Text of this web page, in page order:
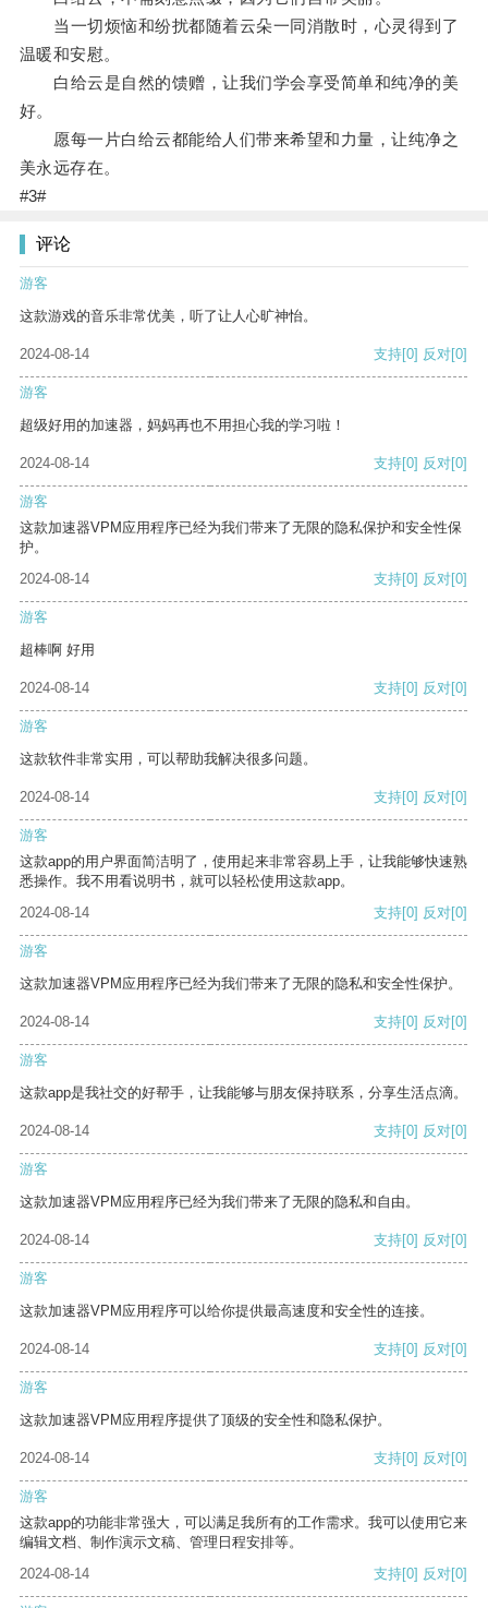
当一切烦恼和纷扰都随着云朵一同消散时，心灵得到了
温暖和安慰。
白给云是自然的馈赠，让我们学会享受简单和纯净的美
好。
愿每一片白给云都能给人们带来希望和力量，让纯净之
美永远存在。
#3#
评论
游客
这款游戏的音乐非常优美，听了让人心旷神怡。
2024-08-14 支持[0] 反对[0]
游客
超级好用的加速器，妈妈再也不用担心我的学习啦！
2024-08-14 支持[0] 反对[0]
游客
这款加速器VPM应用程序已经为我们带来了无限的隐私保护和安全性保
护。
2024-08-14
支持[0] 反对[0]
游客
超棒啊 好用
2024-08-14 支持[0] 反对[0]
游客
这款软件非常实用，可以帮助我解决很多问题。
2024-08-14 支持[0] 反对[0]
游客
这款app的用户界面简洁明了，使用起来非常容易上手，让我能够快速熟
悉操作。我不用看说明书，就可以轻松使用这款app。
2024-08-14
支持[0] 反对[0]
游客
这款加速器VPM应用程序已经为我们带来了无限的隐私和安全性保护。
2024-08-14 支持[0] 反对[0]
游客
这款app是我社交的好帮手，让我能够与朋友保持联系，分享生活点滴。
2024-08-14 支持[0] 反对[0]
游客
这款加速器VPM应用程序已经为我们带来了无限的隐私和自由。
2024-08-14 支持[0] 反对[0]
游客
这款加速器VPM应用程序可以给你提供最高速度和安全性的连接。
2024-08-14 支持[0] 反对[0]
游客
这款加速器VPM应用程序提供了顶级的安全性和隐私保护。
2024-08-14 支持[0] 反对[0]
游客
这款app的功能非常强大，可以满足我所有的工作需求。我可以使用它来
编辑文档、制作演示文稿、管理日程安排等。
2024-08-14
支持[0] 反对[0]